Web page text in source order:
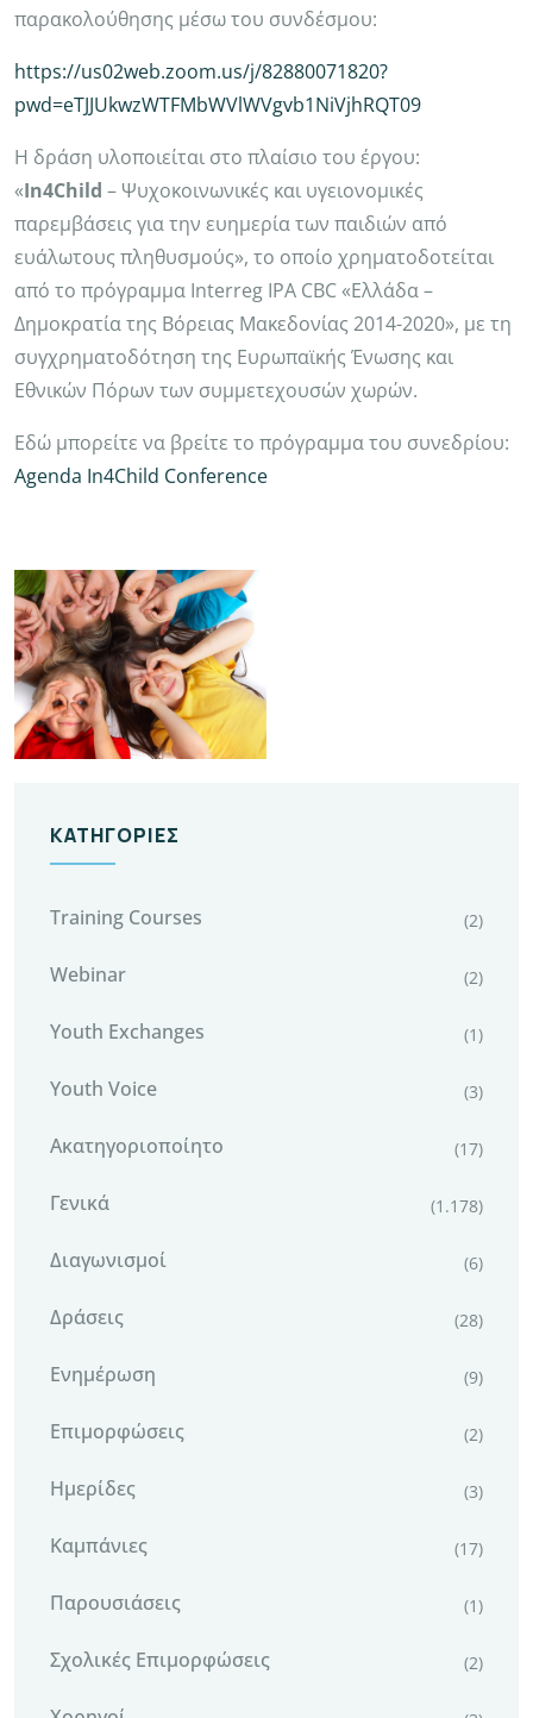
παρακολούθησης μέσω του συνδέσμου:
https://us02web.zoom.us/j/82880071820?
pwd=eTJJUkwzWTFMbWVlWVgvb1NiVjhRQT09
Η δράση υλοποιείται στο πλαίσιο του έργου:
«In4Child – Ψυχοκοινωνικές και υγειονομικές
παρεμβάσεις για την ευημερία των παιδιών από
ευάλωτους πληθυσμούς», το οποίο χρηματοδοτείται
από το πρόγραμμα Interreg IPA CBC «Ελλάδα –
Δημοκρατία της Βόρειας Μακεδονίας 2014-2020», με τη
συγχρηματοδότηση της Ευρωπαϊκής Ένωσης και
Εθνικών Πόρων των συμμετεχουσών χωρών.
Εδώ μπορείτε να βρείτε το πρόγραμμα του συνεδρίου:
Agenda In4Child Conference
ΚΑΤΗΓΟΡΊΕΣ
Training Courses (2)
Webinar (2)
Youth Exchanges (1)
Youth Voice (3)
Ακατηγοριοποίητο (17)
Γενικά (1.178)
Διαγωνισμοί (6)
Δράσεις (28)
Ενημέρωση (9)
Επιμορφώσεις (2)
Ημερίδες (3)
Καμπάνιες (17)
Παρουσιάσεις (1)
Σχολικές Επιμορφώσεις (2)